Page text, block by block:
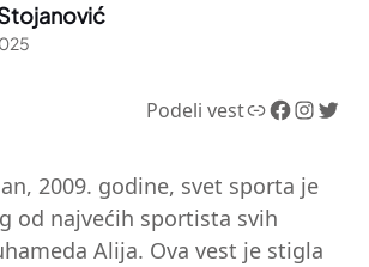
Podeli vestLink Facebook InstagramTwitter
2009. godine, svet sporta je
od najvećih sportista svih
Alija. Ova vest je stigla